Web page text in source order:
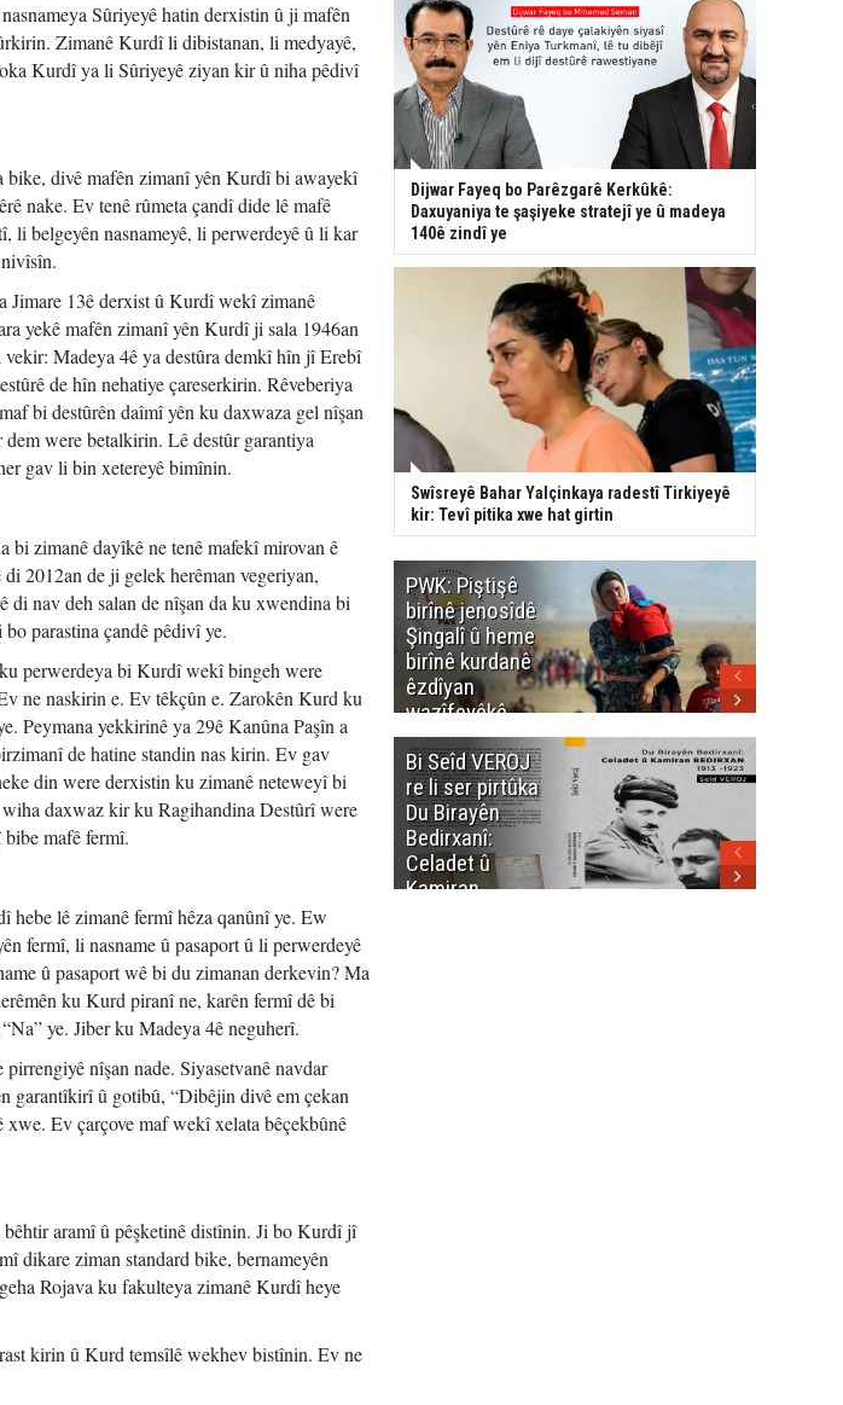
Sûriyeyê hatin derxistin û ji mafên
Zimanê Kurdî li dibistanan, li medyayê,
Kurdî ya li Sûriyeyê ziyan kir û niha pêdivî
divê mafên zimanî yên Kurdî bi awayekî
nake. Ev tenê rûmeta çandî dide lê mafê
belgeyên nasnameyê, li perwerdeyê û li kar
Jimare 13ê derxist û Kurdî wekî zimanê
yekê mafên zimanî yên Kurdî ji sala 1946an
Madeya 4ê ya destûra demkî hîn jî Erebî
de hîn nehatiye çareserkirin. Rêveberiya
bi destûrên daîmî yên ku daxwaza gel nîşan
were betalkirin. Lê destûr garantiya
gav li bin xetereyê bimînin.
zimanê dayîkê ne tenê mafekî mirovan ê
2012an de ji gelek herêman vegeriyan,
nav deh salan de nîşan da ku xwendina bi
parastina çandê pêdivî ye.
perwerdeya bi Kurdî wekî bingeh were
ne naskirin e. Ev têkçûn e. Zarokên Kurd ku
Peymana yekkirinê ya 29ê Kanûna Paşîn a
de hatine standin nas kirin. Ev gav
din were derxistin ku zimanê neteweyî bi
daxwaz kir ku Ragihandina Destûrî were
mafê fermî.
hebe lê zimanê fermî hêza qanûnî ye. Ew
fermî, li nasname û pasaport û li perwerdeyê
û pasaport wê bi du zimanan derkevin? Ma
ku Kurd piranî ne, karên fermî dê bi
ye. Jiber ku Madeya 4ê neguherî.
nîşan nade. Siyasetvanê navdar
garantîkirî û gotibû, “Dibêjin divê em çekan
Ev çarçove maf wekî xelata bêçekbûnê
aramî û pêşketinê distînin. Ji bo Kurdî jî
dikare ziman standard bike, bernameyên
Rojava ku fakulteya zimanê Kurdî heye
kirin û Kurd temsîlê wekhev bistînin. Ev ne
Dijwar Fayeq bo Parêzgarê Kerkûkê:
Daxuyaniya te şaşiyeke stratejî ye û madeya
140ê zindî ye
Swîsreyê Bahar Yalçinkaya radestî Tirkiyeyê
kir: Tevî pitika xwe hat girtin
PWK: Piştişê
birînê jenosîdê
Şingalî û heme
birînê kurdanê
êzdîyan
wazîfeyêkê
neteweyî yê
heme kurdanê
dinya yo
Bi Seîd VEROJ
re li ser pirtûka
Du Birayên
Bedirxanî:
Celadet û
Kamiran